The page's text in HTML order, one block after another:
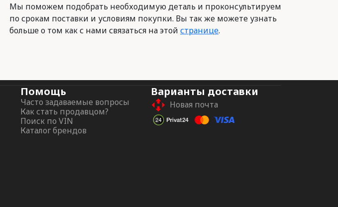
Мы поможем подобрать необходимую деталь и проконсультируем
по срокам поставки и условиям покупки. Вы так же можете узнать
больше о том как с нами связаться на этой странице.
Помощь
Часто задаваемые вопросы
Как стать продавцом?
Поиск по VIN
Каталог брендов
Варианты доставки
Новая почта